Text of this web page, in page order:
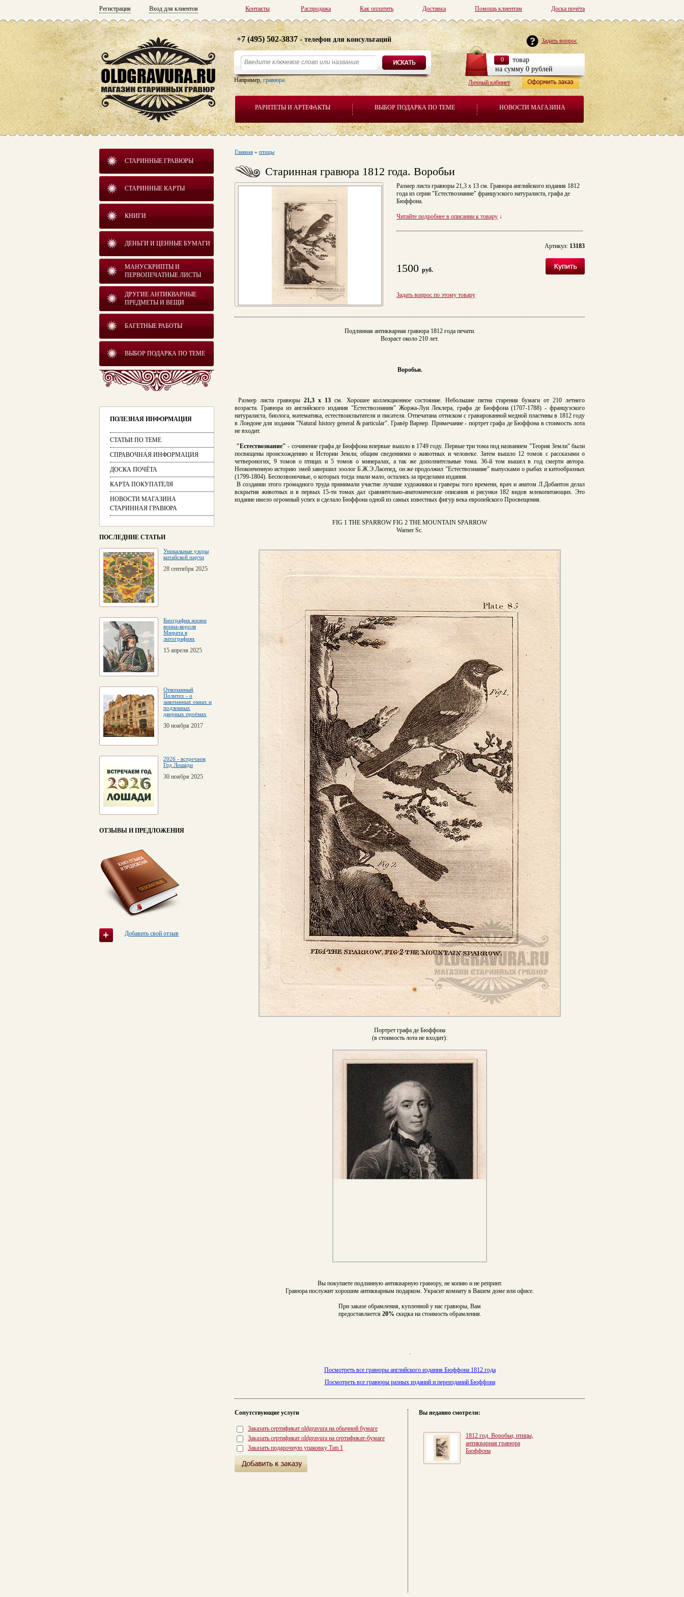
Регистрация Вход для клиентов Доска почёта
Помощь клиентам
Доставка
Как оплатить
Распродажа
Контакты
РАРИТЕТЫ И АРТЕФАКТЫ ВЫБОР ПОДАРКА ПО ТЕМЕ НОВОСТИ МАГАЗИНА
Личный кабинет
+7 (495) 502-3837- телефон для консультаций Задать вопрос
Например, гравюра
0
товар
на сумму 0 рублей
СТАРИННЫЕ ГРАВЮРЫ
СТАРИННЫЕ КАРТЫ
КНИГИ
ДЕНЬГИ И ЦЕННЫЕ БУМАГИ
МАНУСКРИПТЫ И
ПЕРВОПЕЧАТНЫЕ ЛИСТЫ
ДРУГИЕ АНТИКВАРНЫЕ
ПРЕДМЕТЫ И ВЕЩИ
БАГЕТНЫЕ РАБОТЫ
ВЫБОР ПОДАРКА ПО ТЕМЕ
ПОЛЕЗНАЯ ИНФОРМАЦИЯ
СТАТЬИ ПО ТЕМЕ
СПРАВОЧНАЯ ИНФОРМАЦИЯ
ДОСКА ПОЧЁТА
КАРТА ПОКУПАТЕЛЯ
НОВОСТИ МАГАЗИНА
СТАРИННАЯ ГРАВЮРА
ПОСЛЕДНИЕ СТАТЬИ
Уникальные узоры
китайской парчи
28 сентября 2025
Биография жизни
воина-короля
Мюрата в
литографиях
15 апреля 2025
Откопанный
Политех - о
закопанных окнах и
подземных
дверных проёмах
30 ноября 2017
2026 - встречаем
Год Лошади
30 ноября 2025
ОТЗЫВЫ И ПРЕДЛОЖЕНИЯ
Добавить свой отзыв
Главная » птицы
Старинная гравюра 1812 года. Воробьи
Размер листа гравюры 21,3 x 13 см. Гравюра английского издания 1812
года из серии "Естествознание" французского натуралиста, графа де
Бюффона.
Читайте подробнее в описании к товару ↓
1500 руб.
Артикул: 13183
Задать вопрос по этому товару
Подлинная антикварная гравюра 1812 года печати.
Возраст около 210 лет.
Воробьи.
Размер листа гравюры21,3 x 13 см. Хорошее коллекционное состояние. Небольшие пятна старения бумаги от 210 летнего
возраста. Гравюра из английского издания "Естествознания" Жоржа-Луи Леклера, графа де Бюффона (1707-1788) - французского
натуралиста, биолога, математика, естествоиспытателя и писателя. Отпечатана оттиском с гравированной медной пластины в 1812 году
в Лондоне для издания "Natural history general & particular". Гравёр Варнер. Примечание - портрет графа де Бюффона в стоимость лота
не входит.
"Естествознание" - сочинение графа де Бюффона впервые вышло в 1749 году. Первые три тома под названием "Теория Земли" были
посвящены происхождению и Истории Земли, общим сведениями о животных и человеке. Затем вышло 12 томов с рассказами о
четвероногих, 9 томов о птицах и 5 томов о минералах, а так же дополнительные тома. 36-й том вышел в год смерти автора.
Неоконченную историю змей завершил зоолог Б.Ж.Э.Ласепед, он же продолжил "Естествознание" выпусками о рыбах и китообразных
(1799-1804). Беспозвоночные, о которых тогда знали мало, остались за пределами издания.
В создании этого громадного труда принимали участие лучшие художники и граверы того времени, врач и анатом Л.Добантон делал
вскрытия животных и в первых 15-ти томах дал сравнительно-анатомические описания и рисунки 182 видов млекопитающих. Это
издание имело огромный успех и сделало Бюффона одной из самых известных фигур века европейского Просвещения.
FIG 1 THE SPARROW FIG 2 THE MOUNTAIN SPARROW
Warner Sc.
Портрет графа де Бюффона
(в стоимость лота не входит):
Вы покупаете подлинную антикварную гравюру, не копию и не репринт.
Гравюра послужит хорошим антикварным подарком. Украсит комнату в Вашем доме или офисе.
При заказе обрамления, купленной у нас гравюры, Вам
предоставляется 20% скидка на стоимость обрамления.
Посмотреть все гравюры английского издания Бюффона 1812 года
Посмотреть все гравюры разных изданий и переизданий Бюффона
Сопутствующие услуги
Заказать сертификат oldgravura на обычной бумаге
Заказать сертификат oldgravura на сертификат-бумаге
Заказать подарочную упаковку Тип 1
Вы недавно смотрели:
1812 год. Воробьи, птицы,
антикварная гравюра
Бюффона